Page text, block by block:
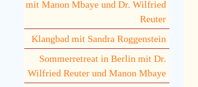
mit Manon Mbaye und Dr. Wilfried
Reuter
Klangbad mit Sandra Roggenstein
Sommerretreat in Berlin mit Dr.
Wilfried Reuter und Manon Mbaye